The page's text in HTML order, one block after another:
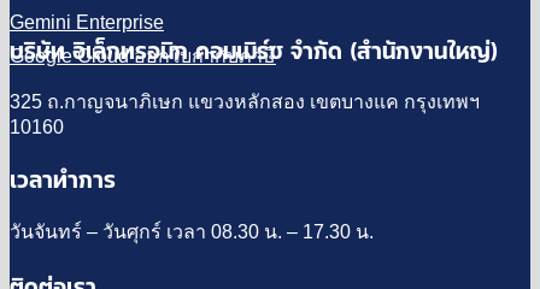
Gemini Enterprise
Google Cloud ออกใบกำกับภาษี
บริษัท อิเล็กทรอนิก คอมเมิร์ซ จำกัด (สำนักงานใหญ่)
325 ถ.กาญจนาภิเษก แขวงหลักสอง เขตบางแค กรุงเทพฯ
10160
เวลาทำการ
วันจันทร์ – วันศุกร์ เวลา 08.30 น. – 17.30 น.